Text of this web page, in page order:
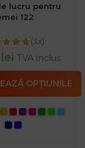
lucru pentru
122
(3x)
lei TVA inclus
OPȚIUNILE